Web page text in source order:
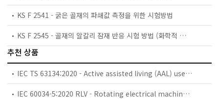
KS F 2541 - 굵은 골재의 파쇄값 측정을 위한 시험방법
KS F 2545 - 골재의 알칼리 잠재 반응 시험 방법 (화학적 방법)
추천 상품
IEC TS 63134:2020 - Active assisted living (AAL) use cases
IEC 60034-5:2020 RLV - Rotating electrical machines - Part 5: Degrees of protection provided by the integral design of rotating electrical machines (IP code) - Classification